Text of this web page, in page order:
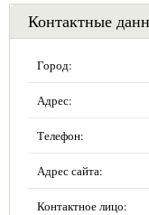
Контактные
Город:
Адрес:
Телефон:
Адрес сайта:
Контактное лицо: